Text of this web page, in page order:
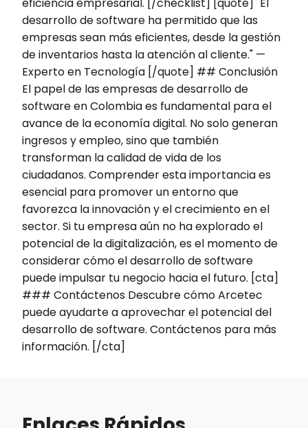
desarrollo de software ha permitido que las
empresas sean más eficientes, desde la gestión
de inventarios hasta la atención al cliente." —
Experto en Tecnología [/quote] ## Conclusión
El papel de las empresas de desarrollo de
software en Colombia es fundamental para el
avance de la economía digital. No solo generan
ingresos y empleo, sino que también
transforman la calidad de vida de los
ciudadanos. Comprender esta importancia es
esencial para promover un entorno que
favorezca la innovación y el crecimiento en el
sector. Si tu empresa aún no ha explorado el
potencial de la digitalización, es el momento de
considerar cómo el desarrollo de software
puede impulsar tu negocio hacia el futuro. [cta]
### Contáctenos Descubre cómo Arcetec
puede ayudarte a aprovechar el potencial del
desarrollo de software. Contáctenos para más
información. [/cta]